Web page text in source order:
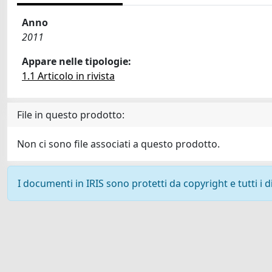
Anno
2011
Appare nelle tipologie:
1.1 Articolo in rivista
File in questo prodotto:
Non ci sono file associati a questo prodotto.
I documenti in IRIS sono protetti da copyright e tutti i